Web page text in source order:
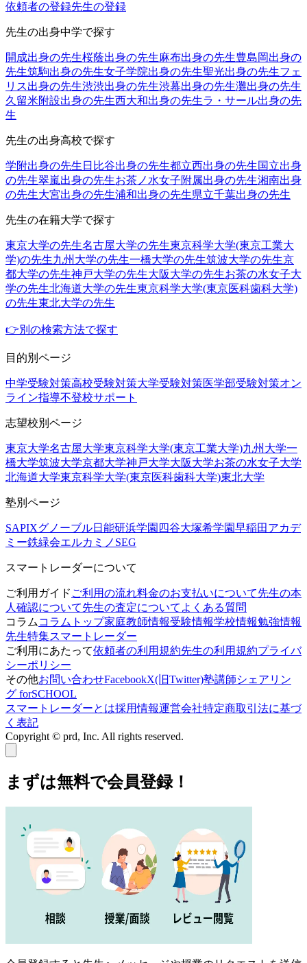
依頼者の登録先生の登録
先生の出身中学で探す
開成出身の先生桜蔭出身の先生麻布出身の先生豊島岡出身の
先生筑駒出身の先生女子学院出身の先生聖光出身の先生フェ
リス出身の先生渋渋出身の先生渋幕出身の先生灘出身の先生
久留米附設出身の先生西大和出身の先生ラ・サール出身の先
生
先生の出身高校で探す
学附出身の先生 日比谷出身の先生都立西出身の先生国立出身
の先生翠嵐出身の先生お茶ノ水女子附属出身の先生湘南出身
の先生大宮出身の先生浦和出身の先生県立千葉出身の先生
先生の在籍大学で探す
東京大学の先生名古屋大学の先生東京科学大学(東京工業大
学)の先生九州大学の先生一橋大学の先生筑波大学の先生京
都大学の先生神戸大学の先生大阪大学の先生お茶の水女子大
学の先生北海道大学の先生東京科学大学(東京医科歯科大学)
の先生東北大学の先生
👉別の検索方法で探す
目的別ページ
中学受験対策高校受験対策大学受験対策医学部受験対策オン
ライン指導不登校サポート
志望校別ページ
東京大学名古屋大学東京科学大学(東京工業大学)九州大学一
橋大学筑波大学京都大学神戸大学大阪大学お茶の水女子大学
北海道大学東京科学大学(東京医科歯科大学)東北大学
塾別ページ
SAPIXグノーブル日能研浜学園 四谷大塚希学園早稲田アカデ
ミー鉄緑会エルカミノ SEG
スマートレーダーについて
ご利用ガイド ご利用の流れ料金のお支払いについて先生の本
人確認について先生の査定について よくある質問
コラム コラムトップ家庭教師情報受験情報学校情報勉強情報
先生特集スマートレーダー
ご利用にあたって依頼者の利用規約先生の利用規約プライバ
シーポリシー
その他お問い合わせFacebookX(旧Twitter)塾講師シェアリン
グ forSCHOOL
スマートレーダーとは採用情報運営会社特定商取引法に基づ
く表記
Copyright © prd, Inc. All rights reserved.
まずは無料で会員登録！